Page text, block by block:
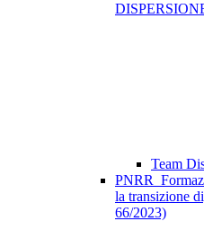
Team
la transizione
66/2023)